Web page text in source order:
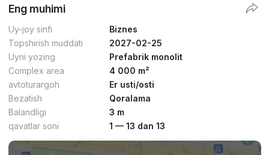
Eng muhimi
Uy-joy sinfi
Biznes
Topshirish muddati
2027-02-25
Uyni yozing
Prefabrik monolit
Complex area
4 000 m²
avtoturargoh
Er usti/osti
Bezatish
Qoralama
Balandligi
3 m
qavatlar soni
1 — 13 dan 13